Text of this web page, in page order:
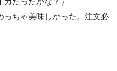
っちゃ美味しかった。注文必